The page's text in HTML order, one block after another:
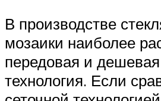
В производстве
мозаики наиболее
передовая и
технология. Если